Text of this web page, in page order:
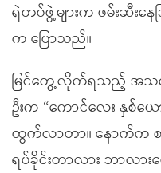
ရဲတပ်ဖွဲ့များက ဖမ်းဆီးနေ
က ပြောသည်။
မြင်တွေ့လိုက်ရသည့် အသ
ဦးက “ကောင်လေး နှစ်
ထွက်လာတာ။ နောက်က
ရပ်ခိုင်းတာလား ဘာလား